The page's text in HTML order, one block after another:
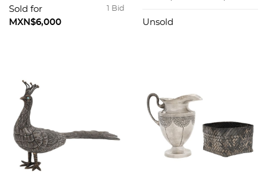
repujada sobre
marco de madera
1 Bid
Sold for
MXN$6,000
58 x 25 cm.
Unsold